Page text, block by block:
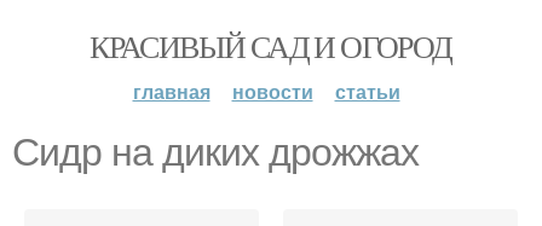
КРАСИВЫЙ САД И ОГОРОД
главная новости статьи
Сидр на диких дрожжах